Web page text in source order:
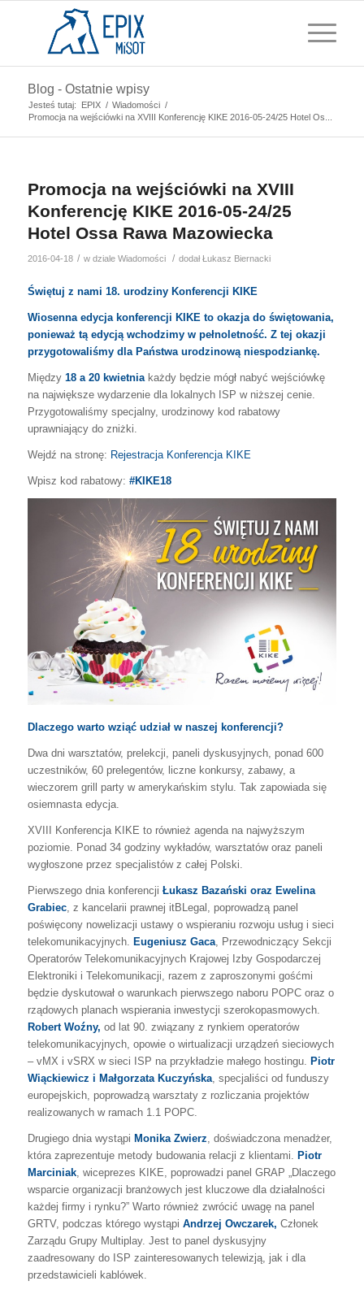
Blog - Ostatnie wpisy
Jesteś tutaj: EPIX / Wiadomości /
Promocja na wejściówki na XVIII Konferencję KIKE 2016-05-24/25 Hotel Os...
Promocja na wejściówki na XVIII
Konferencję KIKE 2016-05-24/25
Hotel Ossa Rawa Mazowiecka
2016-04-18 / w dziale Wiadomości / dodałŁukasz Biernacki
Świętuj z nami 18. urodziny Konferencji KIKE
Wiosenna edycja konferencji KIKE to okazja do świętowania,
ponieważ tą edycją wchodzimy w pełnoletność. Z tej okazji
przygotowaliśmy dla Państwa urodzinową niespodziankę.
Między 18 a 20 kwietniakażdy będzie mógł nabyć wejściówkę
na największe wydarzenie dla lokalnych ISP w niższej cenie.
Przygotowaliśmy specjalny, urodzinowy kod rabatowy
uprawniający do zniżki.
Wejdź na stronę: Rejestracja Konferencja KIKE
Wpisz kod rabatowy: #KIKE18
Dlaczego warto wziąć udział w naszej konferencji?
Dwa dni warsztatów, prelekcji, paneli dyskusyjnych, ponad 600
uczestników, 60 prelegentów, liczne konkursy, zabawy, a
wieczorem grill party w amerykańskim stylu. Tak zapowiada się
osiemnasta edycja.
XVIII Konferencja KIKE to również agenda na najwyższym
poziomie. Ponad 34 godziny wykładów, warsztatów oraz paneli
wygłoszone przez specjalistów z całej Polski.
Pierwszego dnia konferencji Łukasz Bazański oraz Ewelina
Grabiec, z kancelarii prawnej itBLegal, poprowadzą panel
poświęcony nowelizacji ustawy o wspieraniu rozwoju usług i sieci
telekomunikacyjnych. Eugeniusz Gaca, Przewodniczący Sekcji
Operatorów Telekomunikacyjnych Krajowej Izby Gospodarczej
Elektroniki i Telekomunikacji, razem z zaproszonymi gośćmi
będzie dyskutował o warunkach pierwszego naboru POPC oraz o
rządowych planach wspierania inwestycji szerokopasmowych.
Robert Woźny, od lat 90. związany z rynkiem operatorów
telekomunikacyjnych, opowie o wirtualizacji urządzeń sieciowych
– vMX i vSRX w sieci ISP na przykładzie małego hostingu. Piotr
Wiąckiewicz i Małgorzata Kuczyńska, specjaliści od funduszy
europejskich, poprowadzą warsztaty z rozliczania projektów
realizowanych w ramach 1.1 POPC.
Drugiego dnia wystąpi Monika Zwierz, doświadczona menadżer,
która zaprezentuje metody budowania relacji z klientami. Piotr
Marciniak, wiceprezes KIKE, poprowadzi panel GRAP „Dlaczego
wsparcie organizacji branżowych jest kluczowe dla działalności
każdej firmy i rynku?” Warto również zwrócić uwagę na panel
GRTV, podczas którego wystąpi Andrzej Owczarek, Członek
Zarządu Grupy Multiplay. Jest to panel dyskusyjny
zaadresowany do ISP zainteresowanych telewizją, jak i dla
przedstawicieli kablówek.